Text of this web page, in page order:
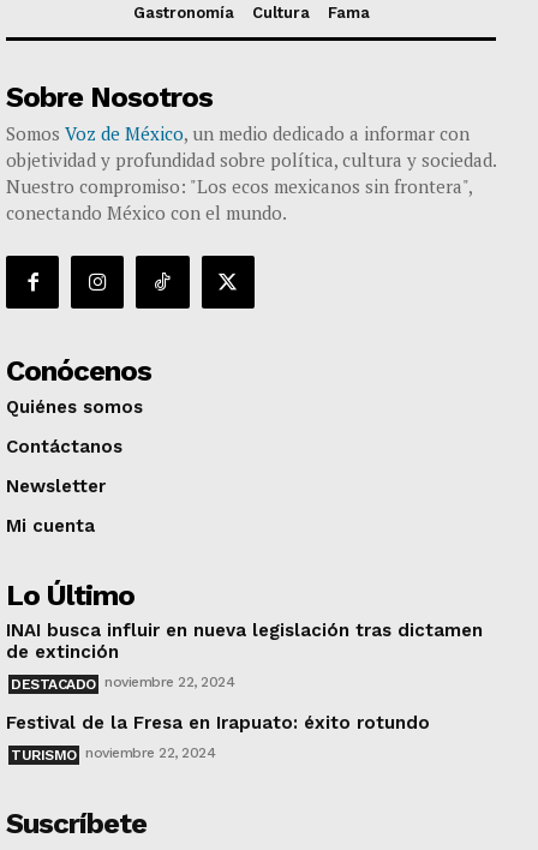
Gastronomía
Cultura Fama
Sobre Nosotros
Somos Voz de México, un medio dedicado a informar con
objetividad y profundidad sobre política, cultura y sociedad.
Nuestro compromiso: "Los ecos mexicanos sin frontera",
conectando México con el mundo.
Conócenos
Quiénes somos
Contáctanos
Newsletter
Mi cuenta
Lo Último
INAI busca influir en nueva legislación tras dictamen
de extinción
DESTACADO noviembre 22, 2024
Festival de la Fresa en Irapuato: éxito rotundo
TURISMO noviembre 22, 2024
Suscríbete